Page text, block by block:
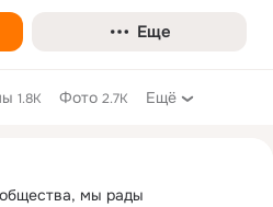
Еще
1.8K Фото 2.7K Ещё
мы рады